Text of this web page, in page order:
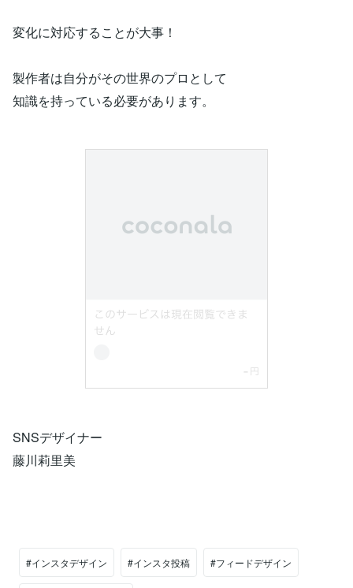
変化に対応することが大事！
製作者は自分がその世界のプロとして
知識を持っている必要があります。
SNSデザイナー
藤川莉里美
#インスタデザイン #インスタ投稿 #フィードデザイン